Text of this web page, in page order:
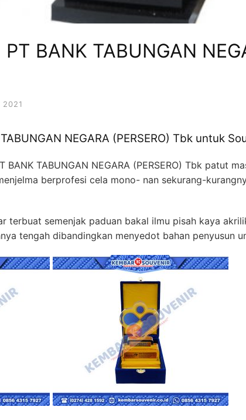
BANK TABUNGAN
2021
NEGARA (PERSERO) Tbk untuk
BANK TABUNGAN NEGARA (PERSERO) Tbk patut
berprofesi cela mono- nan sekurang-
terbuat semenjak paduan bakal ilmu pisah kaya
tengah dibandingkan menyedot bahan penyusun